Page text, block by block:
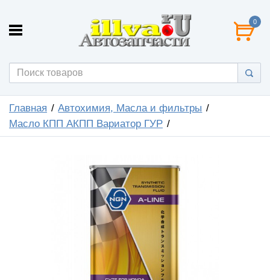
0
Главная
Автохимия, Масла и фильтры
Масло КПП АКПП Вариатор ГУР